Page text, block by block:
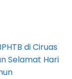
di Ciruas
Selamat Hari